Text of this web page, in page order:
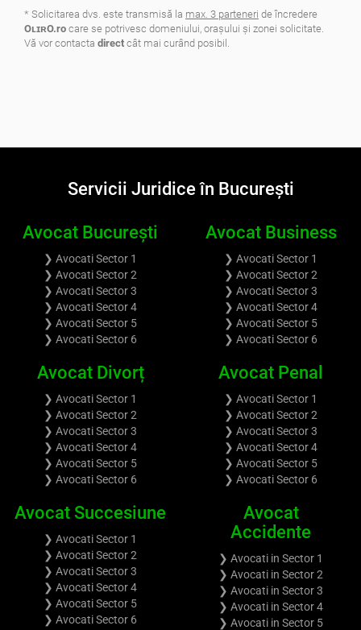
* Solicitarea dvs. este transmisă la max. 3 parteneri de încredere
OʟɪʀO.ro care se potrivesc domeniului, oraşului şi zonei solicitate.
Vă vor contacta direct cât mai curând posibil.
Servicii Juridice în București
Avocat București
❯ Avocati Sector 1
❯ Avocati Sector 2
❯ Avocati Sector 3
❯ Avocati Sector 4
❯ Avocati Sector 5
❯ Avocati Sector 6
Avocat Business
❯ Avocati Sector 1
❯ Avocati Sector 2
❯ Avocati Sector 3
❯ Avocati Sector 4
❯ Avocati Sector 5
❯ Avocati Sector 6
Avocat Divorț
❯ Avocati Sector 1
❯ Avocati Sector 2
❯ Avocati Sector 3
❯ Avocati Sector 4
❯ Avocati Sector 5
❯ Avocati Sector 6
Avocat Penal
❯ Avocati Sector 1
❯ Avocati Sector 2
❯ Avocati Sector 3
❯ Avocati Sector 4
❯ Avocati Sector 5
❯ Avocati Sector 6
Avocat Succesiune
❯ Avocati Sector 1
❯ Avocati Sector 2
❯ Avocati Sector 3
❯ Avocati Sector 4
❯ Avocati Sector 5
❯ Avocati Sector 6
Avocat
Accidente
❯ Avocati in Sector 1
❯ Avocati in Sector 2
❯ Avocati in Sector 3
❯ Avocati in Sector 4
❯ Avocati in Sector 5